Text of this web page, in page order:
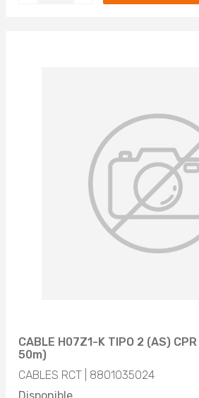
CABLE H07Z1-K TIPO 2 (AS) CPR
50m)
CABLES RCT | 8801035024